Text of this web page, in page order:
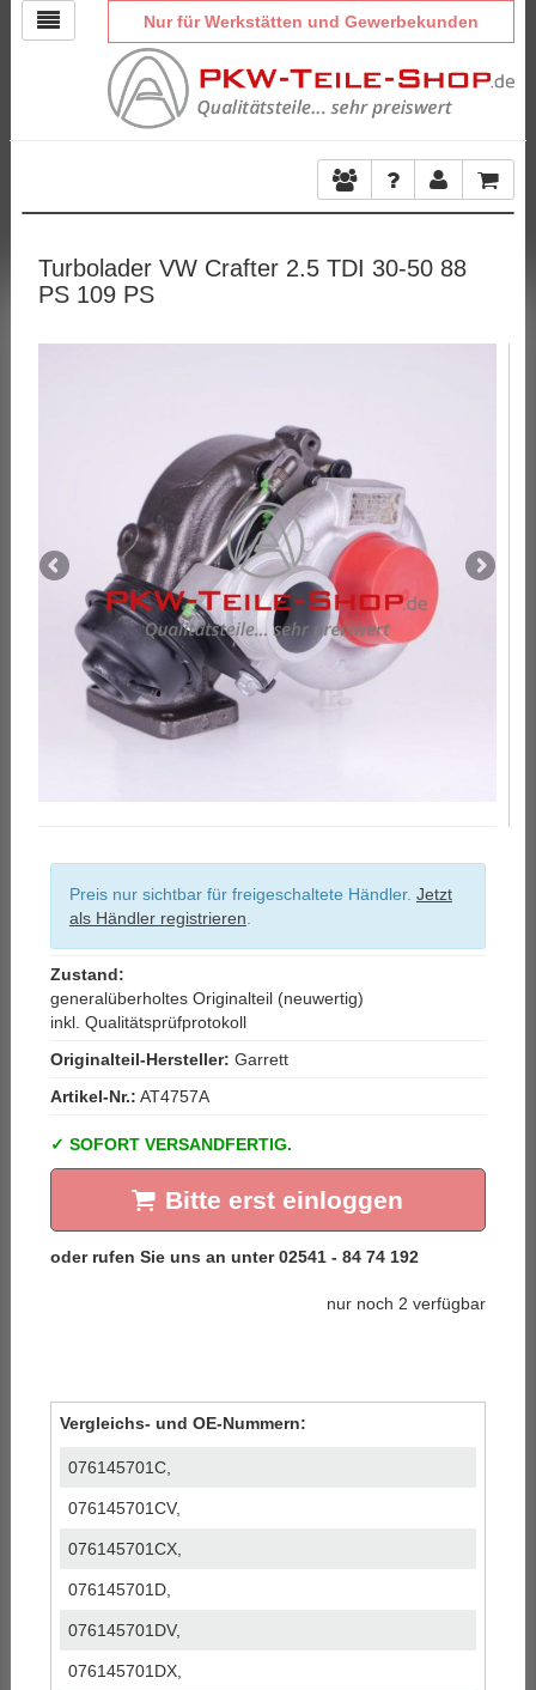
Nur für Werkstätten und Gewerbekunden
Turbolader VW Crafter 2.5 TDI 30-50 88
PS 109 PS
Preis nur sichtbar für freigeschaltete Händler. Jetzt
als Händler registrieren
Zustand:
generalüberholtes Originalteil (neuwertig)
inkl. Qualitätsprüfprotokoll
Originalteil-Hersteller: Garrett
Artikel-Nr.: AT4757A
SOFORT VERSANDFERTIG.
Bitte erst einloggen
nur noch 2 verfügbar
Vergleichs- und OE-Nummern:
076145701C,
076145701CV,
076145701CX,
076145701D,
076145701DV,
076145701DX,